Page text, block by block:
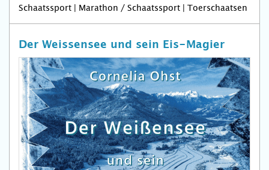
Schaatssport | Marathon / Schaatssport | Toerschaatsen
Der Weissensee und sein Eis-Magier